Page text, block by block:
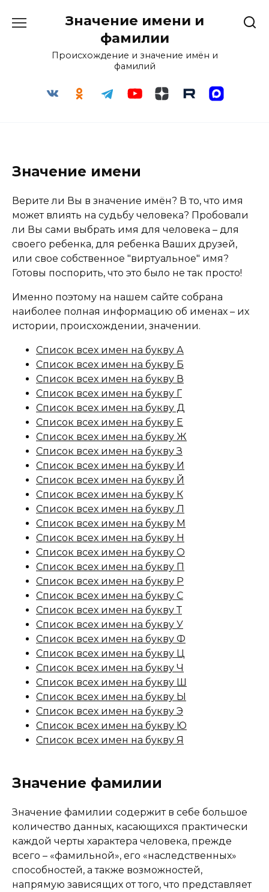
Значение имени и
фамилии
Происхождение и значение имён и
фамилий
Значение имени
Верите ли Вы в значение имён? В то, что имя
может влиять на судьбу человека? Пробовали
ли Вы сами выбрать имя для человека – для
своего ребенка, для ребенка Ваших друзей,
или свое собственное "виртуальное" имя?
Готовы поспорить, что это было не так просто!
Именно поэтому на нашем сайте собрана
наиболее полная информацию об именах – их
истории, происхождении, значении.
Список всех имен на букву А
Список всех имен на букву Б
Список всех имен на букву В
Список всех имен на букву Г
Список всех имен на букву Д
Список всех имен на букву Е
Список всех имен на букву Ж
Список всех имен на букву З
Список всех имен на букву И
Список всех имен на букву Й
Список всех имен на букву К
Список всех имен на букву Л
Список всех имен на букву М
Список всех имен на букву Н
Список всех имен на букву О
Список всех имен на букву П
Список всех имен на букву Р
Список всех имен на букву С
Список всех имен на букву Т
Список всех имен на букву У
Список всех имен на букву Ф
Список всех имен на букву Ц
Список всех имен на букву Ч
Список всех имен на букву Ш
Список всех имен на букву Ы
Список всех имен на букву Э
Список всех имен на букву Ю
Список всех имен на букву Я
Значение фамилии
Значение фамилии содержит в себе большое
количество данных, касающихся практически
каждой черты характера человека, прежде
всего – «фамильной», его «наследственных»
способностей, а также возможностей,
напрямую зависящих от того, что представляет